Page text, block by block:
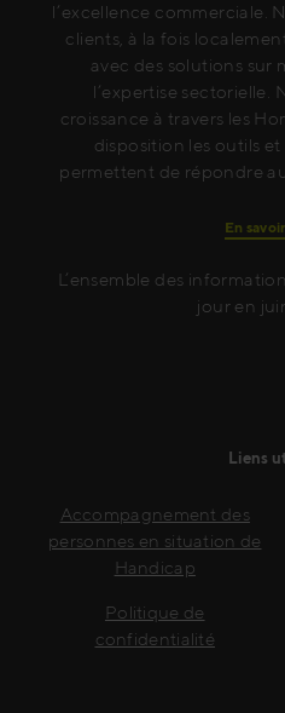
l’excellence commerciale.
clients, à la fois
avec des solutions sur
l’expertise sectorielle.
croissance à travers les
disposition les outils
permettent de répondre
En
L’ensemble des
jour en
Liens
Accompagnement des
personnes en situation de
Handicap
Politique de
confidentialité